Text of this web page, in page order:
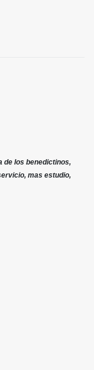
de los benedictinos,
mas estudio,